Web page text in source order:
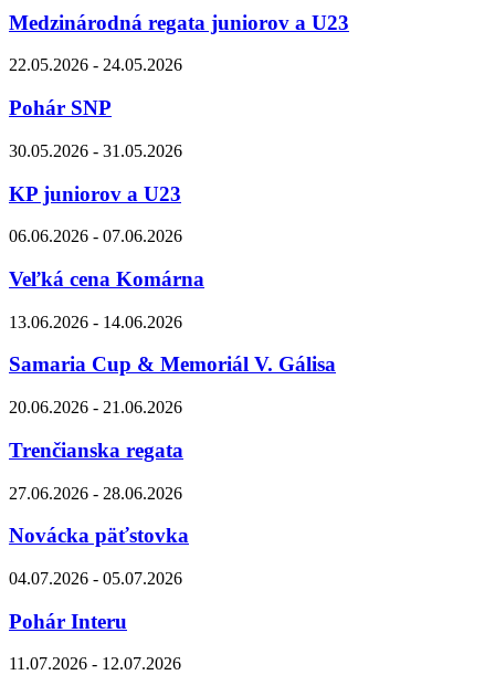
Medzinárodná regata juniorov a U23
22.05.2026 - 24.05.2026
Pohár SNP
30.05.2026 - 31.05.2026
KP juniorov a U23
06.06.2026 - 07.06.2026
Veľká cena Komárna
13.06.2026 - 14.06.2026
Samaria Cup & Memoriál V. Gálisa
20.06.2026 - 21.06.2026
Trenčianska regata
27.06.2026 - 28.06.2026
Novácka päťstovka
04.07.2026 - 05.07.2026
Pohár Interu
11.07.2026 - 12.07.2026